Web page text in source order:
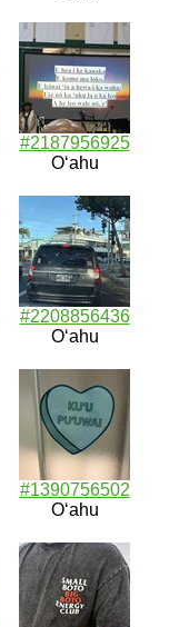
#2187956925
Oʻahu
#2208856436
Oʻahu
#1390756502
Oʻahu